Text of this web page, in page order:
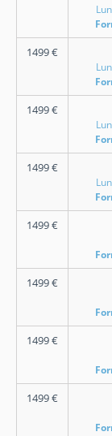
1499€
1499€
1499€
1499€
1499€
1499€
1499€